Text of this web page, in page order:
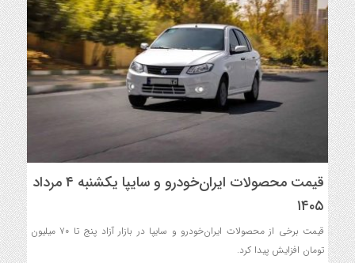
قیمت محصولات ایران‌خودرو و سایپا یکشنبه ۴ مرداد
۱۴۰۵
قیمت برخی از محصولات ایران‌خودرو و سایپا در بازار آزاد پنج تا ۷۰ میلیون
تومان افزایش پیدا کرد.